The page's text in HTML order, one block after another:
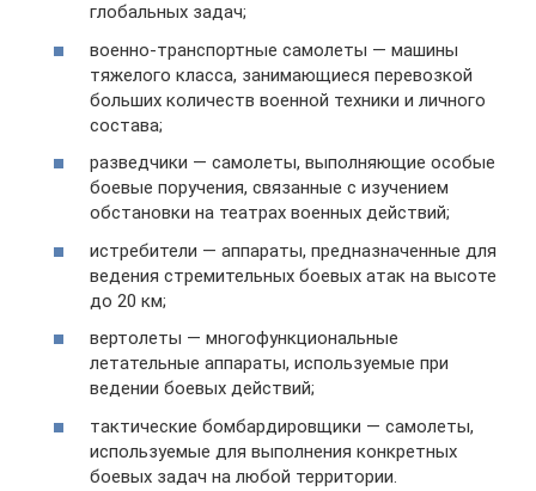
глобальных задач;
военно-транспортные самолеты — машины
тяжелого класса, занимающиеся перевозкой
больших количеств военной техники и личного
состава;
разведчики — самолеты, выполняющие особые
боевые поручения, связанные с изучением
обстановки на театрах военных действий;
истребители — аппараты, предназначенные для
ведения стремительных боевых атак на высоте
до 20 км;
вертолеты — многофункциональные
летательные аппараты, используемые при
ведении боевых действий;
тактические бомбардировщики — самолеты,
используемые для выполнения конкретных
боевых задач на любой территории.